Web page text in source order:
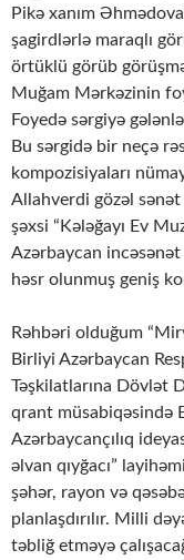
Pikə xanım
şagirdlərlə maraqlı
örtüklü görüb
Muğam Mərkəzinin
Foyedə sərgiyə
Bu sərgidə bir neçə
kompozisiyaları
Allahverdi gözəl sənət
şəxsi “Kələğayı Ev
Azərbaycan incəsənət
həsr olunmuş geniş
Rəhbəri olduğum
Birliyi Azərbaycan
Təşkilatlarına Dövlət
qrant müsabiqəsində
Azərbaycançılıq
əlvan qıyğacı”
şəhər, rayon və
planlaşdırılır. Milli
təbliğ etməyə